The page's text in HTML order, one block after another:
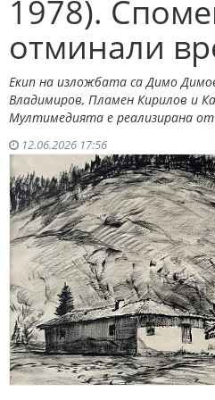
1978).
отминали
Екип на изложбата са Димо
Владимиров, Пламен Кирилов и
Мултимедията е реализирана
12.06.2026 17:56